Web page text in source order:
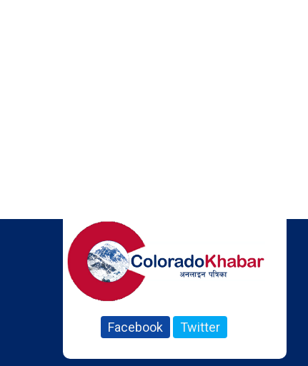
Facebook Twitter